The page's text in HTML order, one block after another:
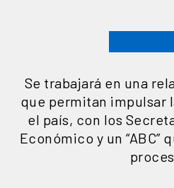
Se trabajará en una
que permitan impulsar
el país, con los
Económico y un